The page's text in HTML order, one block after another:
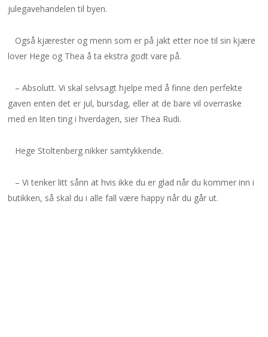
julegavehandelen til byen.
Også kjærester og menn som er på jakt etter noe til sin kjære
lover Hege og Thea å ta ekstra godt vare på.
– Absolutt. Vi skal selvsagt hjelpe med å finne den perfekte
gaven enten det er jul, bursdag, eller at de bare vil overraske
med en liten ting i hverdagen, sier Thea Rudi.
Hege Stoltenberg nikker samtykkende.
– Vi tenker litt sånn at hvis ikke du er glad når du kommer inn i
butikken, så skal du i alle fall være happy når du går ut.